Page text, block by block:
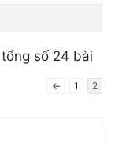
số 24 bài
← 1 2